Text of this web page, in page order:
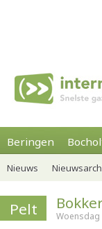
Beringen
Nieuws
Pelt Woensdag